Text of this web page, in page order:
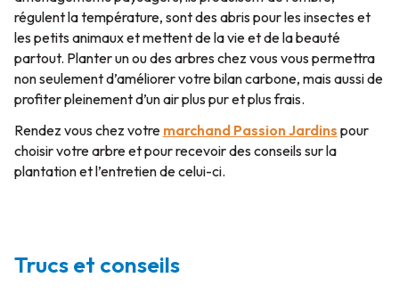
régulent la température, sont des abris pour les insectes et
les petits animaux et mettent de la vie et de la beauté
partout. Planter un ou des arbres chez vous vous permettra
non seulement d’améliorer votre bilan carbone, mais aussi de
profiter pleinement d’un air plus pur et plus frais.
Rendez vous chez votre marchand Passion Jardins pour
choisir votre arbre et pour recevoir des conseils sur la
plantation et l’entretien de celui-ci.
Trucs et conseils